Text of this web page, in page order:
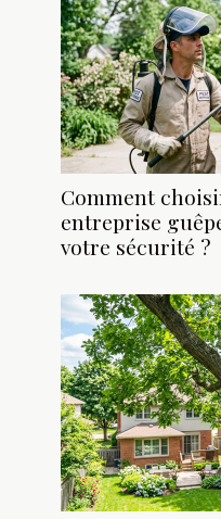
Comment
entreprise
votre sécurité ?